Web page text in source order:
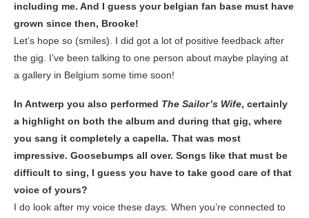
including me. And I guess your belgian fan base must have
grown since then, Brooke!
Let’s hope so (smiles). I did got a lot of positive feedback after
the gig. I’ve been talking to one person about maybe playing at
a gallery in Belgium some time soon!
In Antwerp you also performed The Sailor’s Wife, certainly
a highlight on both the album and during that gig, where
you sang it completely a capella. That was most
impressive. Goosebumps all over. Songs like that must be
difficult to sing, I guess you have to take good care of that
voice of yours?
I do look after my voice these days. When you’re connected to